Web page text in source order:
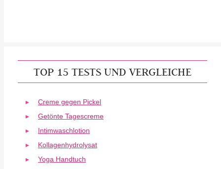
TOP 15 TESTS UND VERGLEICHE
Creme gegen Pickel
Getönte Tagescreme
Intimwaschlotion
Kollagenhydrolysat
Yoga Handtuch